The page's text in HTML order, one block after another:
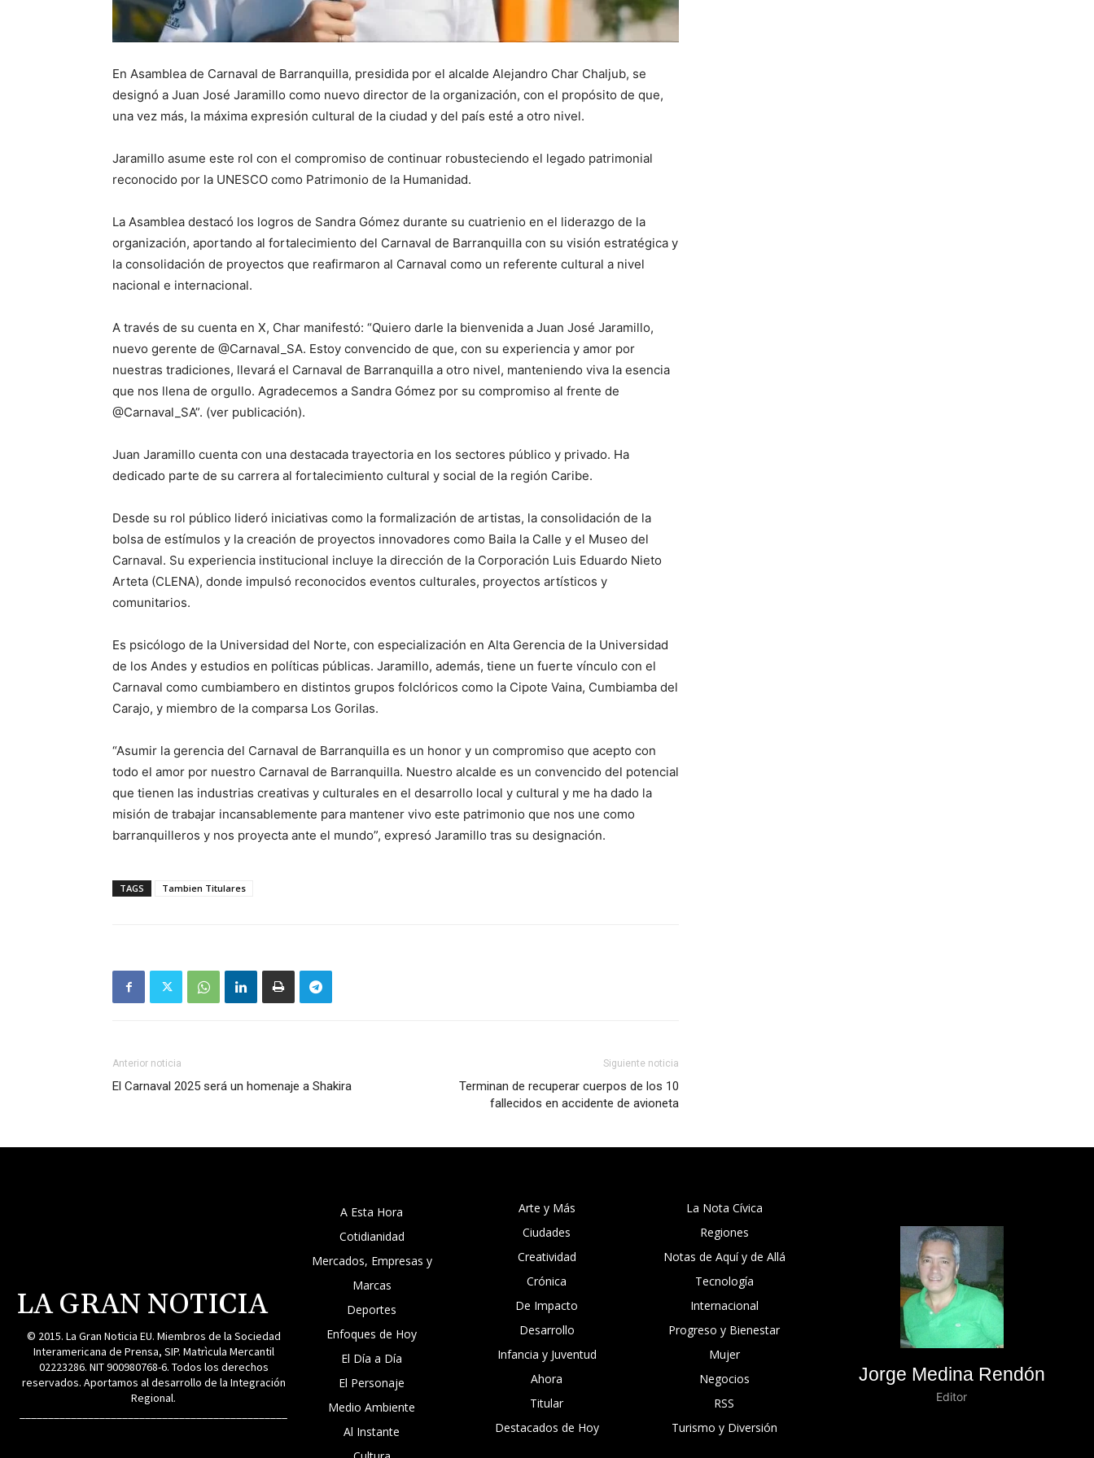
En Asamblea de Carnaval de Barranquilla, presidida por el alcalde Alejandro Char Chaljub, se
designó a Juan José Jaramillo como nuevo director de la organización, con el propósito de que,
una vez más, la máxima expresión cultural de la ciudad y del país esté a otro nivel.
Jaramillo asume este rol con el compromiso de continuar robusteciendo el legado patrimonial
reconocido por la UNESCO como Patrimonio de la Humanidad.
La Asamblea destacó los logros de Sandra Gómez durante su cuatrienio en el liderazgo de la
organización, aportando al fortalecimiento del Carnaval de Barranquilla con su visión estratégica y
la consolidación de proyectos que reafirmaron al Carnaval como un referente cultural a nivel
nacional e internacional.
A través de su cuenta en X, Char manifestó: “Quiero darle la bienvenida a Juan José Jaramillo,
nuevo gerente de @Carnaval_SA. Estoy convencido de que, con su experiencia y amor por
nuestras tradiciones, llevará el Carnaval de Barranquilla a otro nivel, manteniendo viva la esencia
que nos llena de orgullo. Agradecemos a Sandra Gómez por su compromiso al frente de
@Carnaval_SA”. (ver publicación).
Juan Jaramillo cuenta con una destacada trayectoria en los sectores público y privado. Ha
dedicado parte de su carrera al fortalecimiento cultural y social de la región Caribe.
Desde su rol público lideró iniciativas como la formalización de artistas, la consolidación de la
bolsa de estímulos y la creación de proyectos innovadores como Baila la Calle y el Museo del
Carnaval. Su experiencia institucional incluye la dirección de la Corporación Luis Eduardo Nieto
Arteta (CLENA), donde impulsó reconocidos eventos culturales, proyectos artísticos y
comunitarios.
Es psicólogo de la Universidad del Norte, con especialización en Alta Gerencia de la Universidad
de los Andes y estudios en políticas públicas. Jaramillo, además, tiene un fuerte vínculo con el
Carnaval como cumbiambero en distintos grupos folclóricos como la Cipote Vaina, Cumbiamba del
Carajo, y miembro de la comparsa Los Gorilas.
“Asumir la gerencia del Carnaval de Barranquilla es un honor y un compromiso que acepto con
todo el amor por nuestro Carnaval de Barranquilla. Nuestro alcalde es un convencido del potencial
que tienen las industrias creativas y culturales en el desarrollo local y cultural y me ha dado la
misión de trabajar incansablemente para mantener vivo este patrimonio que nos une como
barranquilleros y nos proyecta ante el mundo”, expresó Jaramillo tras su designación.
TAGS Tambien Titulares
Anterior noticia
El Carnaval 2025 será un homenaje a Shakira
Siguiente noticia
Terminan de recuperar cuerpos de los 10
fallecidos en accidente de avioneta
LA GRAN NOTICIA
© 2015. La Gran Noticia EU. Miembros de la Sociedad
Interamericana de Prensa, SIP. Matrìcula Mercantil
02223286. NIT 900980768-6. Todos los derechos
reservados. Aportamos al desarrollo de la Integración
Regional.
A Esta Hora
Cotidianidad
Mercados, Empresas y
Marcas
Deportes
Enfoques de Hoy
El Día a Día
El Personaje
Medio Ambiente
Al Instante
Arte y Más
Ciudades
Creatividad
Crónica
De Impacto
Desarrollo
Infancia y Juventud
Ahora
Titular
Destacados de Hoy
La Nota Cívica
Regiones
Notas de Aquí y de Allá
Tecnología
Internacional
Progreso y Bienestar
Mujer
Negocios
RSS
Turismo y Diversión
Jorge Medina Rendón
Editor